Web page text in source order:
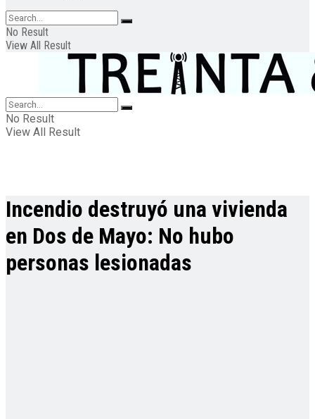
No Result
View All Result
No Result
View All Result
Incendio destruyó una vivienda
en Dos de Mayo: No hubo
personas lesionadas